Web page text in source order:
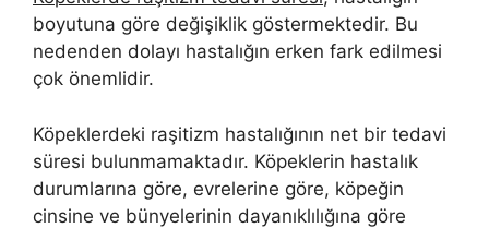
boyutuna göre değişiklik göstermektedir. Bu
nedenden dolayı hastalığın erken fark edilmesi
çok önemlidir.
Köpeklerdeki raşitizm hastalığının net bir tedavi
süresi bulunmamaktadır. Köpeklerin hastalık
durumlarına göre, evrelerine göre, köpeğin
cinsine ve bünyelerinin dayanıklılığına göre